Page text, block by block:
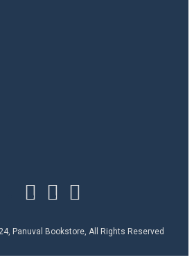
Panuval Bookstore, All Rights Reserved